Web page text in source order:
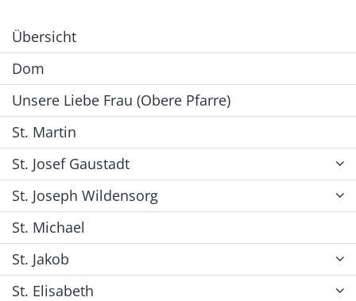
Übersicht
Dom
Unsere Liebe Frau (Obere Pfarre)
St. Martin
St. Josef Gaustadt
St. Joseph Wildensorg
St. Michael
St. Jakob
St. Elisabeth